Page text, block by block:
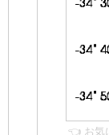
👈 お気